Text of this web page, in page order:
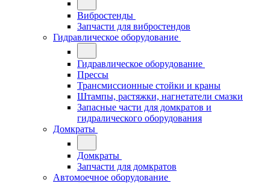
Вибростенды
Запчасти для вибростендов
Гидравлическое оборудование
Гидравлическое оборудование
Прессы
Трансмиссионные стойки и краны
Штампы, растяжки, нагнетатели смазки
Запасные части для домкратов и
гидралического оборудования
Домкраты
Домкраты
Запчасти для домкратов
Автомоечное оборудование